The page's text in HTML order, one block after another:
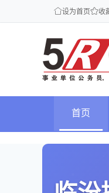
设为首页 收
首页